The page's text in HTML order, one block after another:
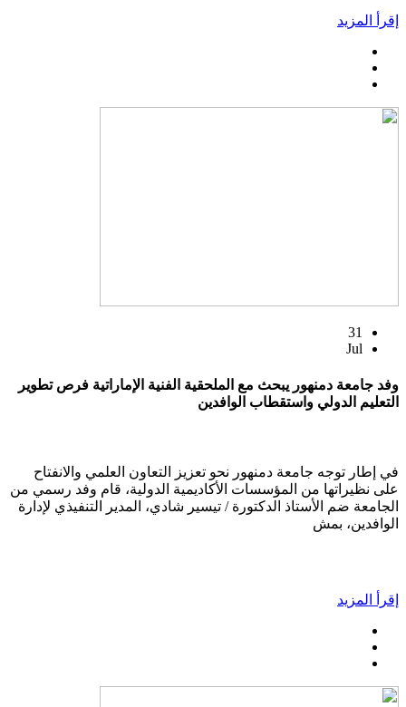
إقرأ المزيد
31
Jul
وفد جامعة دمنهور يبحث مع الملحقية الفنية الإماراتية فرص تطوير
التعليم الدولي واستقطاب الوافدين
في إطار توجه جامعة دمنهور نحو تعزيز التعاون العلمي والانفتاح
على نظيراتها من المؤسسات الأكاديمية الدولية، قام وفد رسمي من
الجامعة ضم الأستاذ الدكتورة / تيسير شادي، المدير التنفيذي لإدارة
الوافدين، بمش
إقرأ المزيد